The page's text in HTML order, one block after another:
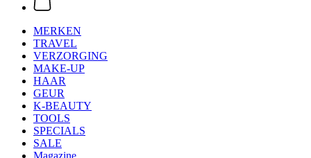
MERKEN
TRAVEL
VERZORGING
MAKE-UP
HAAR
GEUR
K-BEAUTY
TOOLS
SPECIALS
SALE
Magazine